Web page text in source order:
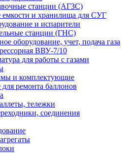
станции (АГЗС)
емкости и хранилища для СУГ
и испарители
станции (ГНС)
оборудование, учет, подача газа
ВВУ-7/10
для работы с газами
и комплектующие
ремонта баллонов
тележки
соединения